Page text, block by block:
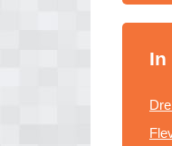
In